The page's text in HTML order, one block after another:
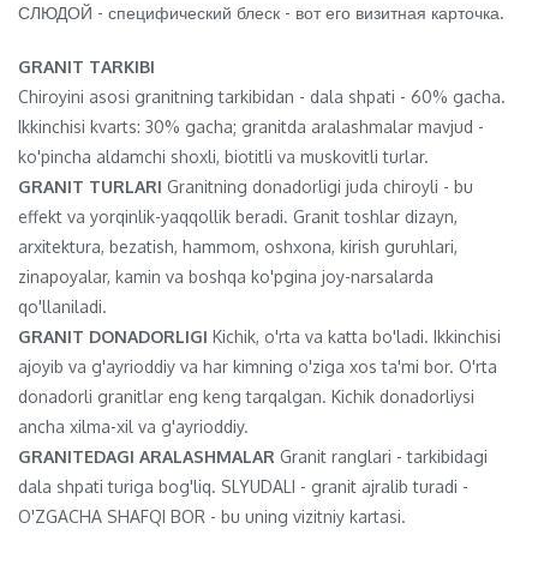
СЛЮДОЙ - специфический блеск - вот его визитная карточка.
GRANIT TARKIBI
Chiroyini asosi granitning tarkibidan - dala shpati - 60% gacha.
Ikkinchisi kvarts: 30% gacha; granitda aralashmalar mavjud -
ko'pincha aldamchi shoxli, biotitli va muskovitli turlar.
GRANIT TURLARI Granitning donadorligi juda chiroyli - bu
effekt va yorqinlik-yaqqollik beradi. Granit toshlar dizayn,
arxitektura, bezatish, hammom, oshxona, kirish guruhlari,
zinapoyalar, kamin va boshqa ko'pgina joy-narsalarda
qo'llaniladi.
GRANIT DONADORLIGI Kichik, o'rta va katta bo'ladi. Ikkinchisi
ajoyib va ​​g'ayrioddiy va har kimning o'ziga xos ta'mi bor. O'rta
donadorli granitlar eng keng tarqalgan. Kichik donadorliysi
ancha xilma-xil va g'ayrioddiy.
GRANITEDAGI ARALASHMALAR Granit ranglari - tarkibidagi
dala shpati turiga bog'liq. SLYUDALI - granit ajralib turadi -
O'ZGACHA SHAFQI BOR - bu uning vizitniy kartasi.